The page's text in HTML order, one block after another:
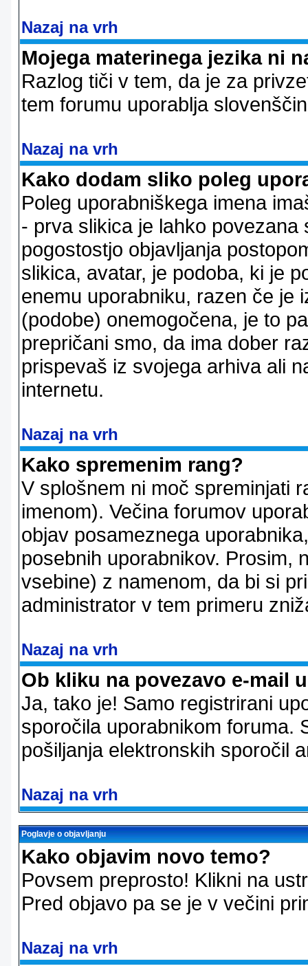
Nazaj na vrh
Mojega materinega jezika ni
Razlog tiči v tem, da je za
tem forumu uporablja
Nazaj na vrh
Kako dodam sliko poleg
Poleg uporabniškega imena
- prva slikica je lahko
pogostostjo objavljanja
slikica, avatar, je podoba, ki je
enemu uporabniku, razen če je
(podobe) onemogočena, je to
prepričani smo, da ima dober
prispevaš iz svojega arhiva ali
internetu.
Nazaj na vrh
Kako spremenim rang?
V splošnem ni moč spreminjati
imenom). Večina forumov
objav posameznega
posebnih uporabnikov. Prosim,
vsebine) z namenom, da bi si
administrator v tem primeru
Nazaj na vrh
Ob kliku na povezavo e-mail
Ja, tako je! Samo registrirani
sporočila uporabnikom foruma.
pošiljanja elektronskih sporočil
Nazaj na vrh
Poglavje o objavljanju
Kako objavim novo temo?
Povsem preprosto! Klikni na
Pred objavo pa se je v večini
Nazaj na vrh